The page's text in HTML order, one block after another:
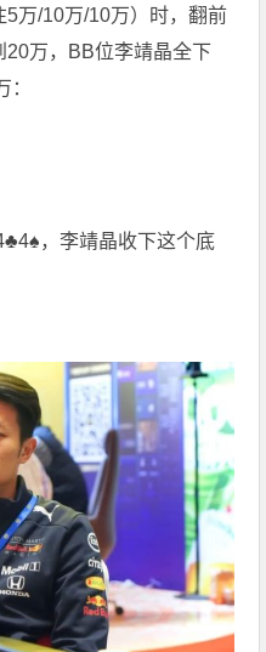
万/10万/10万）时，翻前
20万，BB位李靖晶全下
，李靖晶收下这个底